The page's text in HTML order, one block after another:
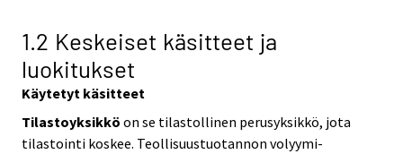
1.2 Keskeiset käsitteet ja
luokitukset
Käytetyt käsitteet
Tilastoyksikkö on se tilastollinen perusyksikkö, jota
tilastointi koskee. Teollisuustuotannon volyymi-